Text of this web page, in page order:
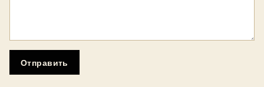
Отправить